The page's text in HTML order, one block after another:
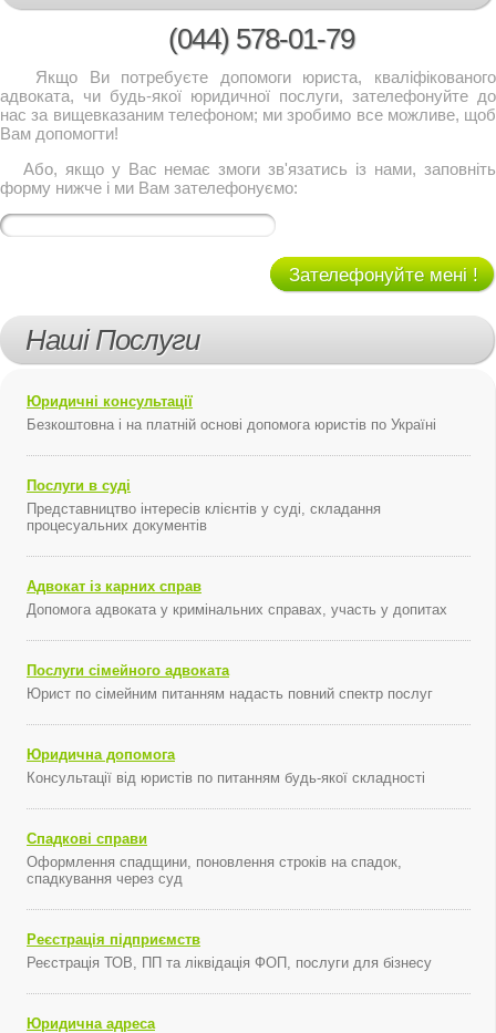
(044) 578-01-79
Якщо Ви потребуєте допомоги юриста, кваліфікованого
адвоката, чи будь-якої юридичної послуги, зателефонуйте до
нас за вищевказаним телефоном; ми зробимо все можливе, щоб
Вам допомогти!
Або, якщо у Вас немає змоги зв'язатись із нами, заповніть
форму нижче і ми Вам зателефонуємо:
Зателефонуйте мені !
Наші Послуги
Юридичні консультації
Безкоштовна і на платній основі допомога юристів по Україні
Послуги в суді
Представництво інтересів клієнтів у суді, складання
процесуальних документів
Адвокат із карних справ
Допомога адвоката у кримінальних справах, участь у допитах
Послуги сімейного адвоката
Юрист по сімейним питанням надасть повний спектр послуг
Юридична допомога
Консультації від юристів по питанням будь-якої складності
Спадкові справи
Оформлення спадщини, поновлення строків на спадок,
спадкування через суд
Реєстрація підприємств
Реєстрація ТОВ, ПП та ліквідація ФОП, послуги для бізнесу
Юридична адреса